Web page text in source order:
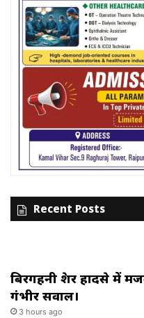
Recent Posts
बिरगहनी क्रेशर हादसे में
गंभीर सवाल।
3 hours ago